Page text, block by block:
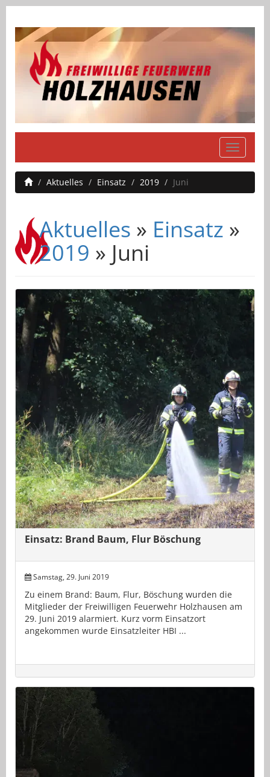
Aktuelles
Einsatz 2019 Juni
Aktuelles » Einsatz »
2019 » Juni
Einsatz: Brand Baum, Flur Böschung
Samstag, 29. Juni 2019
Zu einem Brand: Baum, Flur, Böschung wurden die
Mitglieder der Freiwilligen Feuerwehr Holzhausen am
29. Juni 2019 alarmiert. Kurz vorm Einsatzort
angekommen wurde Einsatzleiter HBI ...